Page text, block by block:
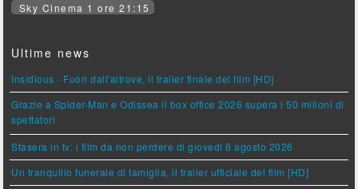
Sky Cinema 1 ore 21:15
Ultime news
Insidious - Fuori dall'altrove, il trailer finale del film [HD]
Grazie a Spider-Man e Odissea il box office 2026 supera i 50 milioni di
spettatori
Stasera in tv: i film da non perdere di giovedì 6 agosto 2026
Un tranquillo funerale di famiglia, il trailer ufficiale del film [HD]